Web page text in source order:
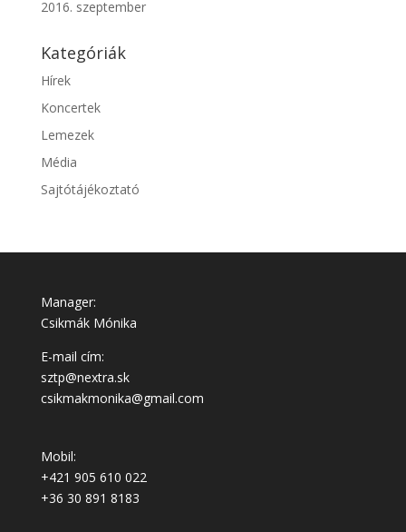
2016. szeptember
Kategóriák
Hírek
Koncertek
Lemezek
Média
Sajtótájékoztató
Manager:
Csikmák Mónika
E-mail cím:
sztp@nextra.sk
csikmakmonika@gmail.com
Mobil:
+421 905 610 022
+36 30 891 8183